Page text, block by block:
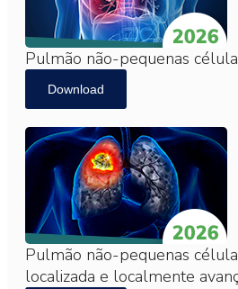
Pulmão não-pequenas
Download
Pulmão não-pequenas
localizada e localmente